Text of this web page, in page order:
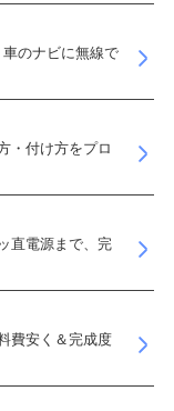
のナビに無線で
・付け方をプロ
直電源まで、完
費安く＆完成度